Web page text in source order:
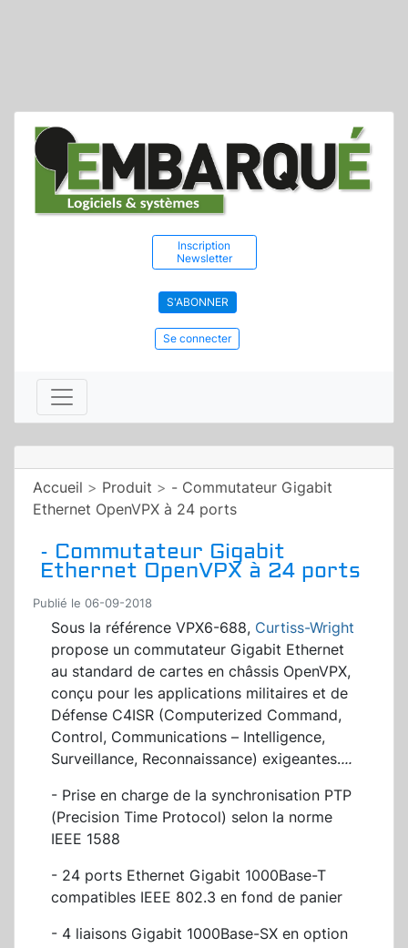
Inscription
Newsletter
S'ABONNER
Se connecter
Accueil > Produit > - Commutateur Gigabit
Ethernet OpenVPX à 24 ports
- Commutateur Gigabit
Ethernet OpenVPX à 24 ports
Publié le 06-09-2018
Sous la référence VPX6-688, Curtiss-Wright
propose un commutateur Gigabit Ethernet
au standard de cartes en châssis OpenVPX,
conçu pour les applications militaires et de
Défense C4ISR (Computerized Command,
Control, Communications – Intelligence,
Surveillance, Reconnaissance) exigeantes....
- Prise en charge de la synchronisation PTP
(Precision Time Protocol) selon la norme
IEEE 1588
- 24 ports Ethernet Gigabit 1000Base-T
compatibles IEEE 802.3 en fond de panier
- 4 liaisons Gigabit 1000Base-SX en option